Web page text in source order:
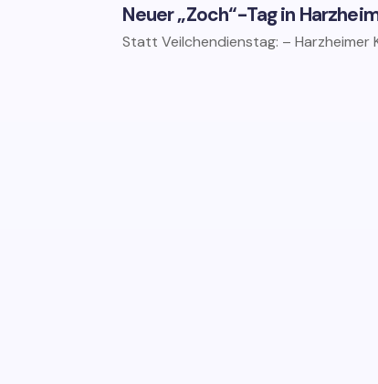
Neuer „Zoch“-Tag in
Statt Veilchendienstag: – Harzheimer